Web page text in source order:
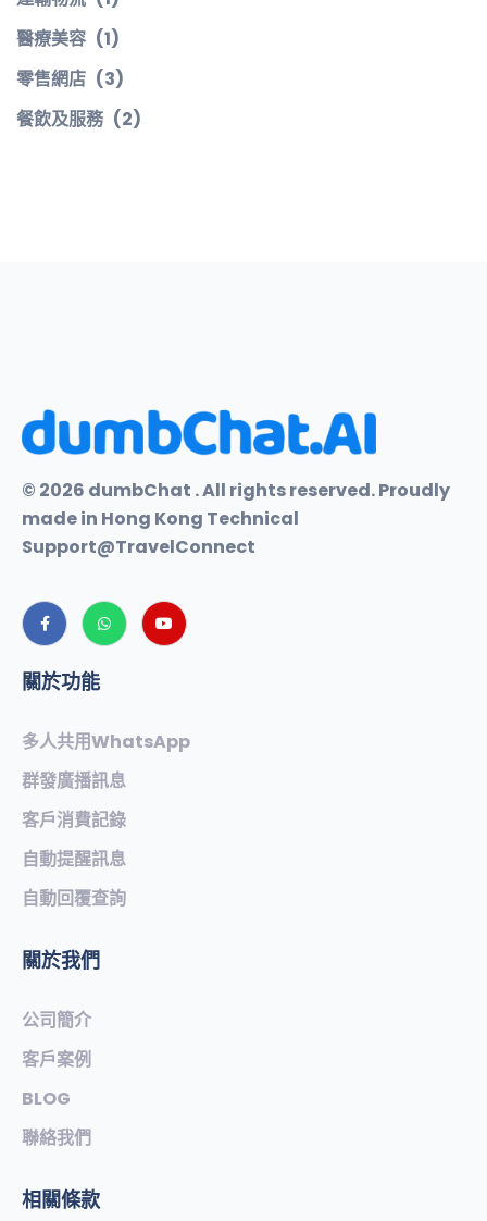
醫療美容 (1)
零售網店 (3)
餐飲及服務 (2)
© 2026 dumbChat . All rights reserved. Proudly
made in Hong Kong Technical
Support@TravelConnect
關於功能
多人共用WhatsApp
群發廣播訊息
客戶消費記錄
自動提醒訊息
自動回覆查詢
關於我們
公司簡介
客戶案例
BLOG
聯絡我們
相關條款